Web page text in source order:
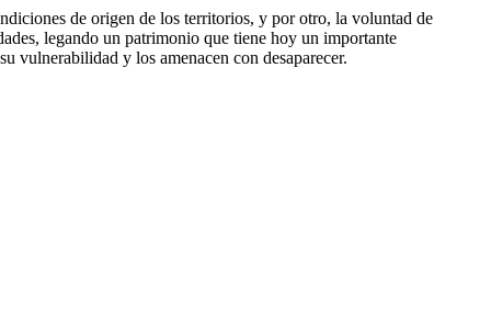
de origen de los territorios, y por otro, la voluntad de
legando un patrimonio que tiene hoy un importante
vulnerabilidad y los amenacen con desaparecer.